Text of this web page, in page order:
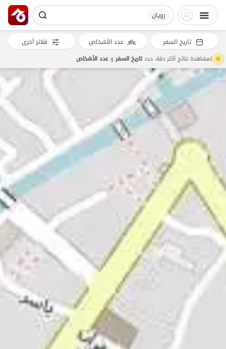
رویان
تاريخ السفر عدد الأشخاص فلاتر أخرى
لمشاهدة نتائج أكثر دقة، حددتاريخ السفروعدد الأشخاص